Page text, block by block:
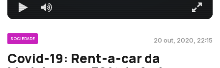
SOCIEDADE 20 out, 2020, 22:15
Covid-19: Rent-a-car da